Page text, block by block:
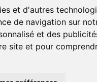
et d'autres
de navigation sur
et des
site et pour
2